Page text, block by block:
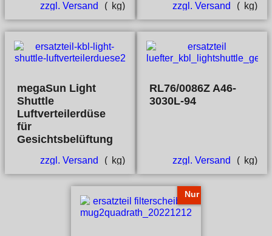
zzgl. Versand kg zzgl. Versand kg
megaSun Light
Shuttle
Luftverteilerdüse
für
Gesichtsbelüftung
zzgl. Versand kg
RL76/0086Z A46-
3030L-94
zzgl. Versand kg
Nur